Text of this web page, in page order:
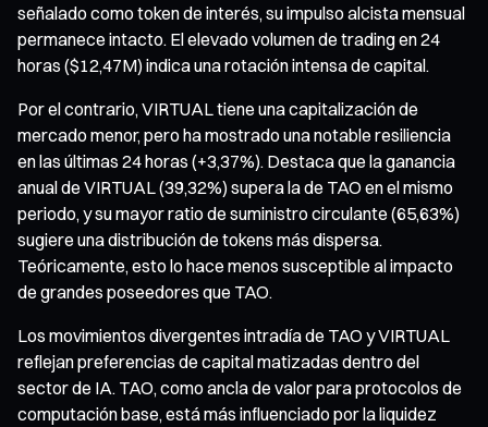
señalado como token de interés, su impulso alcista mensual
permanece intacto. El elevado volumen de trading en 24
horas ($12,47M) indica una rotación intensa de capital.
Por el contrario, VIRTUAL tiene una capitalización de
mercado menor, pero ha mostrado una notable resiliencia
en las últimas 24 horas (+3,37%). Destaca que la ganancia
anual de VIRTUAL (39,32%) supera la de TAO en el mismo
periodo, y su mayor ratio de suministro circulante (65,63%)
sugiere una distribución de tokens más dispersa.
Teóricamente, esto lo hace menos susceptible al impacto
de grandes poseedores que TAO.
Los movimientos divergentes intradía de TAO y VIRTUAL
reflejan preferencias de capital matizadas dentro del
sector de IA. TAO, como ancla de valor para protocolos de
computación base, está más influenciado por la liquidez